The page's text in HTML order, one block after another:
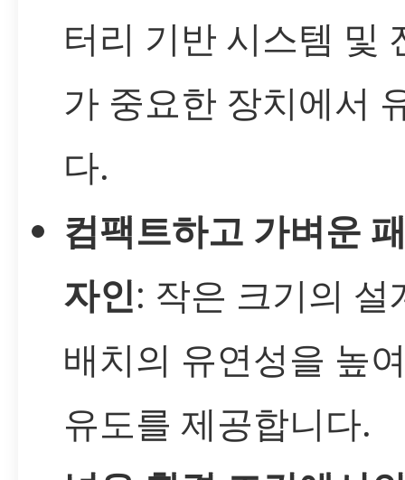
터리 기반 시스템 및
가 중요한 장치에서
다.
컴팩트하고 가벼운
자인: 작은 크기의 설
배치의 유연성을 높
유도를 제공합니다.